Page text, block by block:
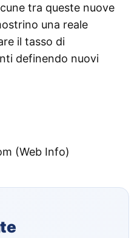
tra queste nuove
una reale
il tasso di
definendo nuovi
(Web Info)